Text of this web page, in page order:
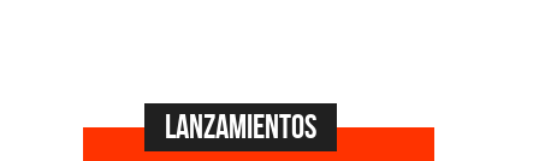
Lanzamientos